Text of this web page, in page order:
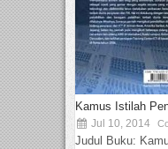
Kamus Istilah
Jul 10, 2014
Judul Buku: